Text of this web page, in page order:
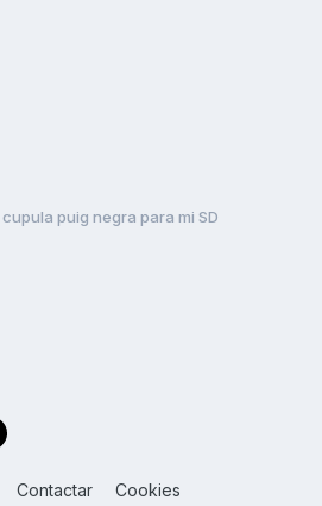
puig negra para mi SD
Contactar Cookies